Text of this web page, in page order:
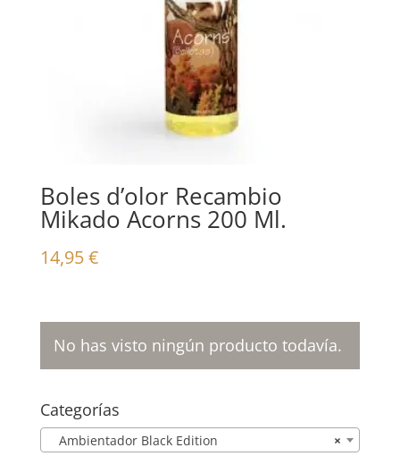
Boles d’olor Recambio
Mikado Acorns 200 Ml.
14,95€
No has visto ningún producto todavía.
Categorías
×
Ambientador Black Edition